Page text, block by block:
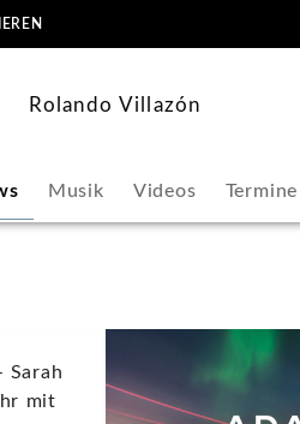
Rolando Villazón
Musik Videos Termine
Sarah
mit